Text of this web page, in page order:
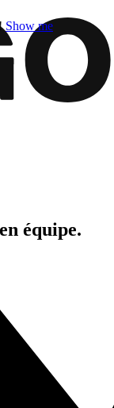
Show me
équipe.